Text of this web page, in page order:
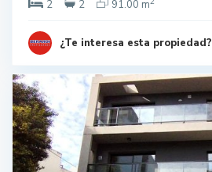
2
2 91.00 m
¿Te interesa esta propiedad?